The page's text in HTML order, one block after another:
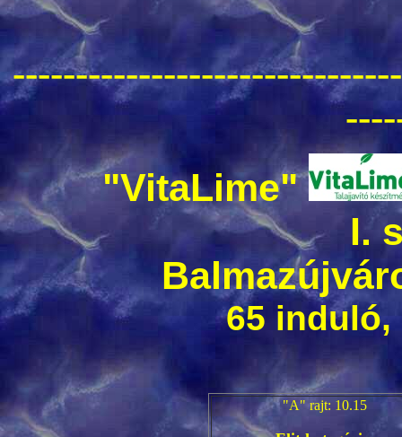
"VitaLime"
I.
65 induló,
"A" rajt: 10.15